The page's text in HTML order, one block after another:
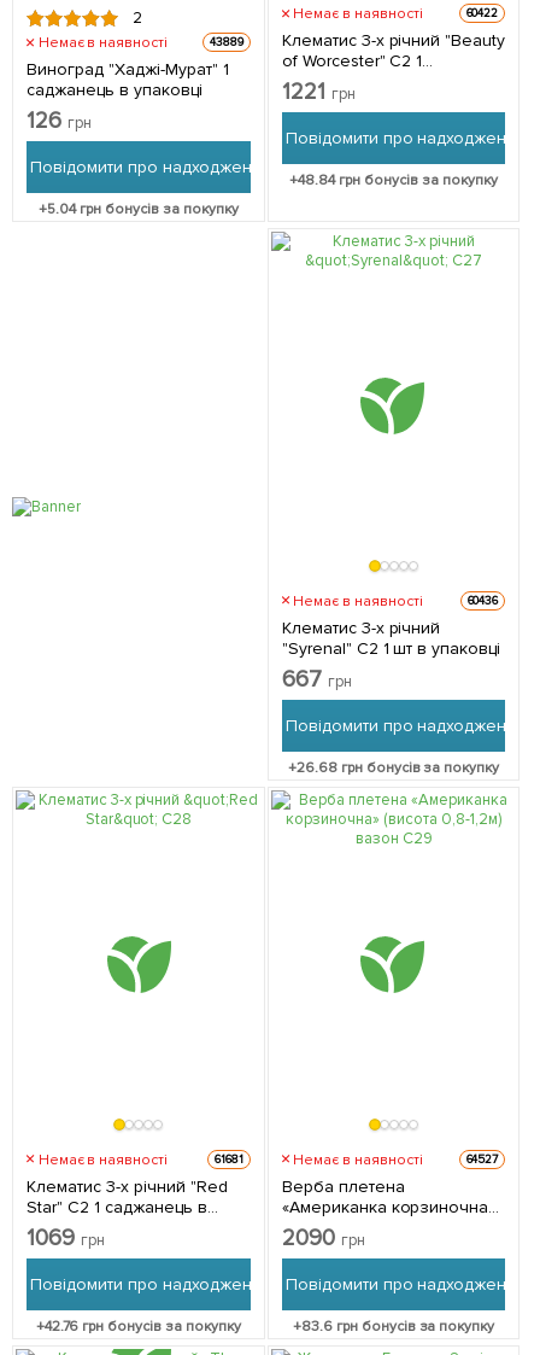
2
Немає в наявності 43889
Виноград "Хаджі-Мурат" 1
саджанець в упаковці
126 грн
Повідомити про надходження
+5.04грн бонусів за покупку
Немає в наявності 60422
Клематис 3-х річний "Beauty
of Worcester" С2 1
саджанець в упаковці
1221 грн
Повідомити про надходження
+48.84грн бонусів за покупку
Немає в наявності 60436
Клематис 3-х річний
"Syrenal" С2 1 шт в упаковці
667 грн
Повідомити про надходження
+26.68грн бонусів за покупку
Немає в наявності 61681
Клематис 3-х річний "Red
Star" С2 1 саджанець в
упаковці
1069 грн
Повідомити про надходження
+42.76 грн бонусів за покупку
Немає в наявності 64527
Верба плетена
«Американка корзиночна»
(висота 0,8-1,2м) вазон С2 1
саджанець в упаковці
2090 грн
Повідомити про надходження
+83.6грн бонусів за покупку